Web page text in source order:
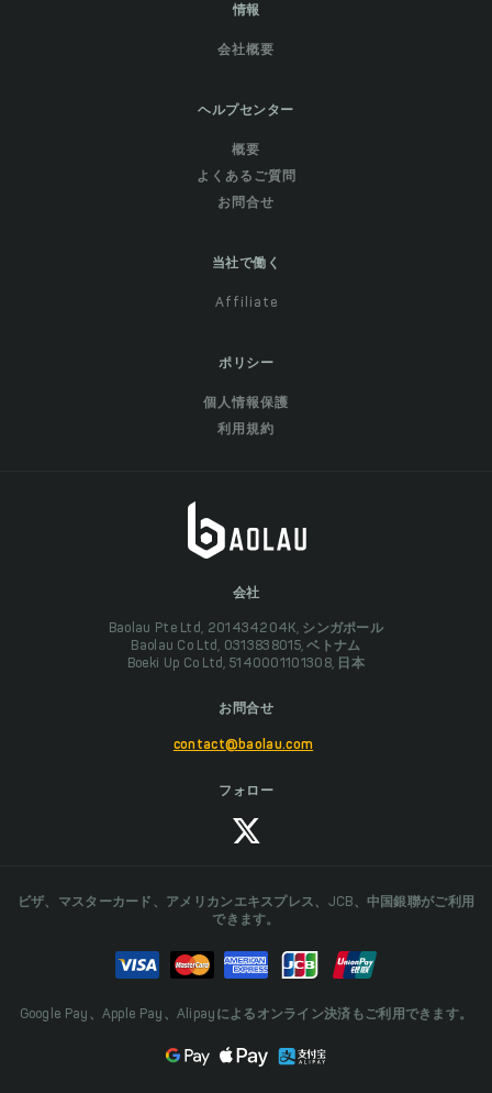
情報
会社概要
ヘルプセンター
概要
よくあるご質問
お問合せ
当社で働く
Affiliate
ポリシー
個人情報保護
利用規約
会社
Baolau Pte Ltd, 201434204K, シンガポール
Baolau Co Ltd, 0313838015, ベトナム
Boeki Up Co Ltd, 5140001101308, 日本
お問合せ
contact@baolau.com
フォロー
ビザ、マスターカード、アメリカンエキスプレス、JCB、中国銀聯がご利用
できます。
Google Pay、Apple Pay、Alipayによるオンライン決済もご利用できます。